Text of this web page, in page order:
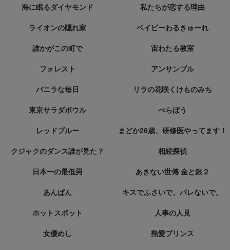
海に眠るダイヤモンド 私たちが恋する理由
ライオンの隠れ家 ベイビーわるきゅーれ
誰かがこの町で 宙わたる教室
フォレスト アンサンブル
バニラな毎日 リラの花咲くけものみち
東京サラダボウル べらぼう
レッドブルー まどか26歳、研修医やってます！
クジャクのダンス誰が見た？ 相続探偵
日本一の最低男 あきない世傳 金と銀２
あんぱん キスでふさいで、バレないで。
ホットスポット 人事の人見
女優めし 熱愛プリンス